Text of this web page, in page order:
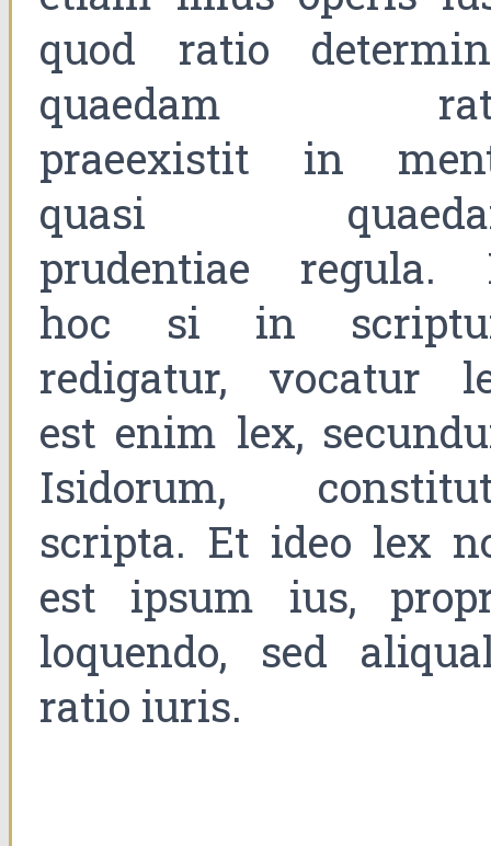
quod ratio
quaedam
praeexistit in
quasi
prudentiae regula.
hoc si in
redigatur, vocatur
est enim lex,
Isidorum,
scripta. Et ideo lex
est ipsum ius,
loquendo, sed
ratio iuris.